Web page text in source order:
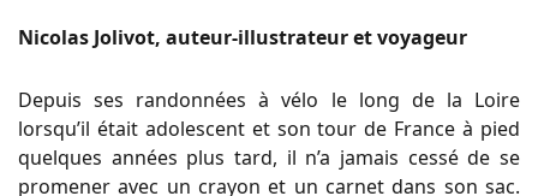
Nicolas Jolivot, auteur-illustrateur et voyageur
Depuis ses randonnées à vélo le long de la Loire
lorsqu’il était adolescent et son tour de France à pied
quelques années plus tard, il n’a jamais cessé de se
promener avec un crayon et un carnet dans son sac.